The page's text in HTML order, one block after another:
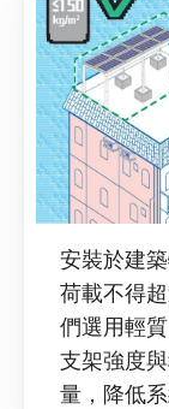
安裝於建
荷載不得
們選用輕
支架強度
量，降低系